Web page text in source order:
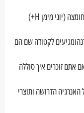
פרוק החומר האורגני (מיוצג ב-CH2O) הם יוצרים חומצה (יוני מימן H+)
לקטודה שם הם
אתם זוכרים איך סוללה
הדרושה ותוצרי